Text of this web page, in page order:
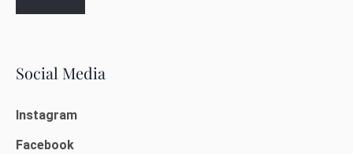
Social Media
Instagram
Facebook